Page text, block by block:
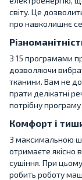
світу. Це
про навколишнє
З 15 програмами
дозволяючи
тканини. Вам не
прати делікатні
потрібну програму
Комфорт і
З максимальною
отримаєте якісно
сушіння. При
робить роботу